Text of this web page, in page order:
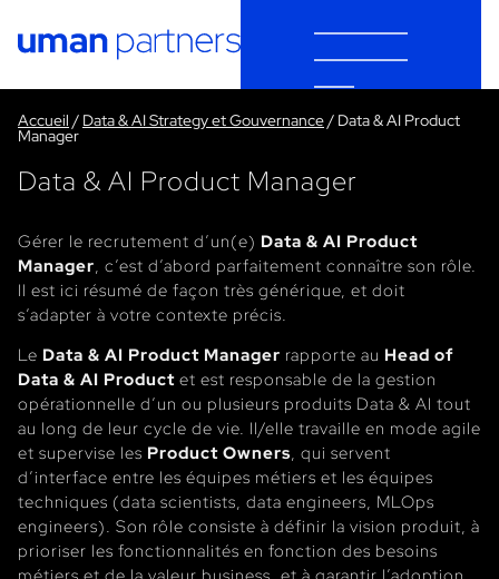
Accueil / Data & AI Strategy et Gouvernance/ Data & AI Product
Manager
Data & AI Product Manager
Gérer le recrutement d’un(e) Data & AI Product
Manager, c’est d’abord parfaitement connaître son rôle.
Il est ici résumé de façon très générique, et doit
s’adapter à votre contexte précis.
Le Data & AI Product Manager rapporte au Head of
Data & AI Product et est responsable de la gestion
opérationnelle d’un ou plusieurs produits Data & AI tout
au long de leur cycle de vie. Il/elle travaille en mode agile
et supervise les Product Owners, qui servent
d’interface entre les équipes métiers et les équipes
techniques (data scientists, data engineers, MLOps
engineers). Son rôle consiste à définir la vision produit, à
prioriser les fonctionnalités en fonction des besoins